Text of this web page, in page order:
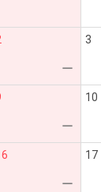
ー
3
ー
10
ー
17